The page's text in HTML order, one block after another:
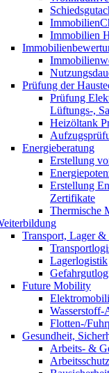
Immobilien
Prüfung der
Prüfung
Lüftungs-,
Heizöltank
Energieberatung
Erstellung
Erstellung
Zertifikate
Thermische
Transport, Lager &
Lagerlogistik
Future Mobility
Wasserstoff-
Flotten-/
Gesundheit,
Arbeits- &